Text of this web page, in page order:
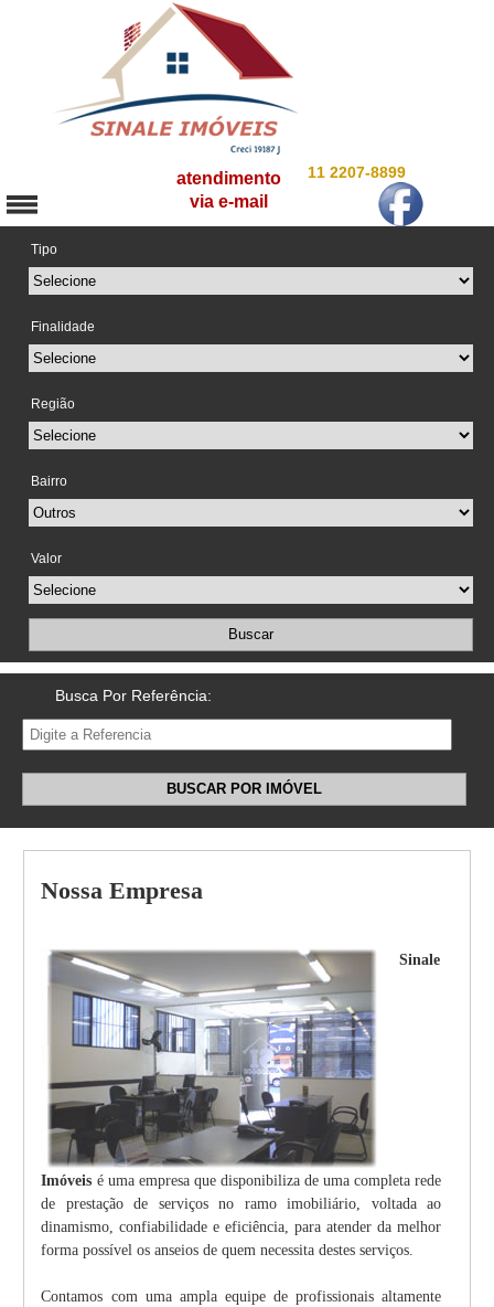
11 2207-8899
atendimento
via e-mail
Tipo
Finalidade
Região
Bairro
Valor
Buscar
Busca Por Referência:
BUSCAR POR IMÓVEL
Nossa Empresa
Sinale
Imóveis é uma empresa que disponibiliza de uma completa rede
de prestação de serviços no ramo imobiliário, voltada ao
dinamismo, confiabilidade e eficiência, para atender da melhor
forma possível os anseios de quem necessita destes serviços.
Contamos com uma ampla equipe de profissionais altamente